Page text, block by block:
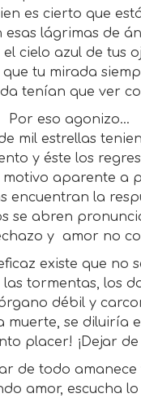
es cierto que
esas lágrimas de
cielo azul de tus
que tu mirada
tenían que ver
Por eso agonizo…
mil estrellas
y éste los
aparente a
encuentran la
se abren
y amor no
existe que no
tormentas, los
débil y
muerte, se diluiría
placer! ¡Dejar
de todo amanece
amor, escucha